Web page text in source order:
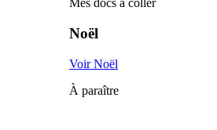
Mes docs à coller
Noël
Voir Noël
À paraître